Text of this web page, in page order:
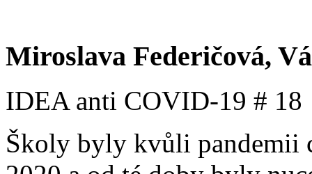
Miroslava Federičová,
IDEA anti COVID-19 # 18
Školy byly kvůli pandemii